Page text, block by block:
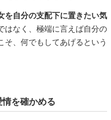
を自分の支配下に置きたい気
はなく、極端に言えば自分の
そ、何でもしてあげるという
を確かめる